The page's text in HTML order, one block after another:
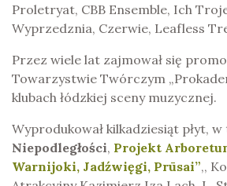
Proletryat, CBB Ensemble, Ich
Wyprzedznia, Czerwie, Leafless
Przez wiele lat zajmował się
Towarzystwie Twórczym
klubach łódzkiej sceny muzycznej.
Wyprodukował kilkadziesiąt płyt, w
Niepodległości, Projekt
Warnijoki, Jadźwięgi, Prūsai”,,